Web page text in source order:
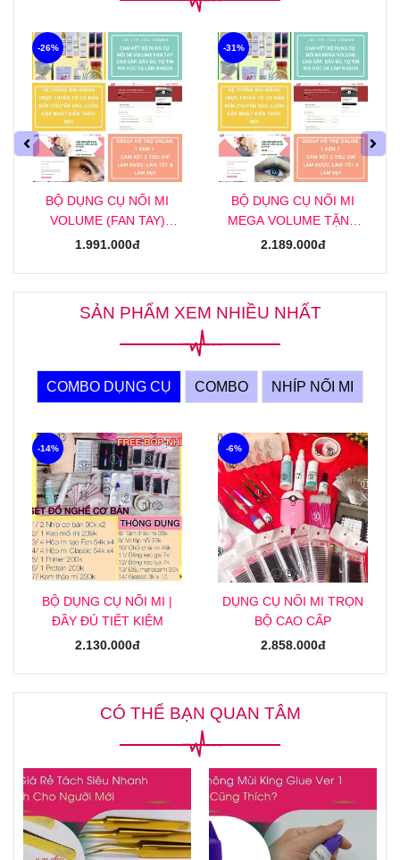
BỘ DỤNG CỤ NỐI MI
VOLUME (FAN TAY)
TẶNG KHOÁ HỌC NỐI MI
1.991.000đ
-26%
BỘ DỤNG CỤ NỐI MI
MEGA VOLUME TẶNG
KHOÁ HỌC NỐI MI MEGA
2.189.000đ
-31%
SẢN PHẨM XEM NHIỀU NHẤT
COMBO DỤNG CỤ COMBO NHÍP NỐI MI
BỘ DỤNG CỤ NỐI MI |
ĐẦY ĐỦ TIẾT KIỆM
2.130.000đ
-14%
DỤNG CỤ NỐI MI TRỌN
BỘ CAO CẤP
2.858.000đ
-6%
CÓ THỂ BẠN QUAN TÂM